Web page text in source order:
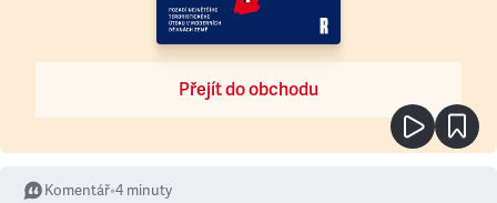
Přejít do obchodu
Komentář•4 minuty